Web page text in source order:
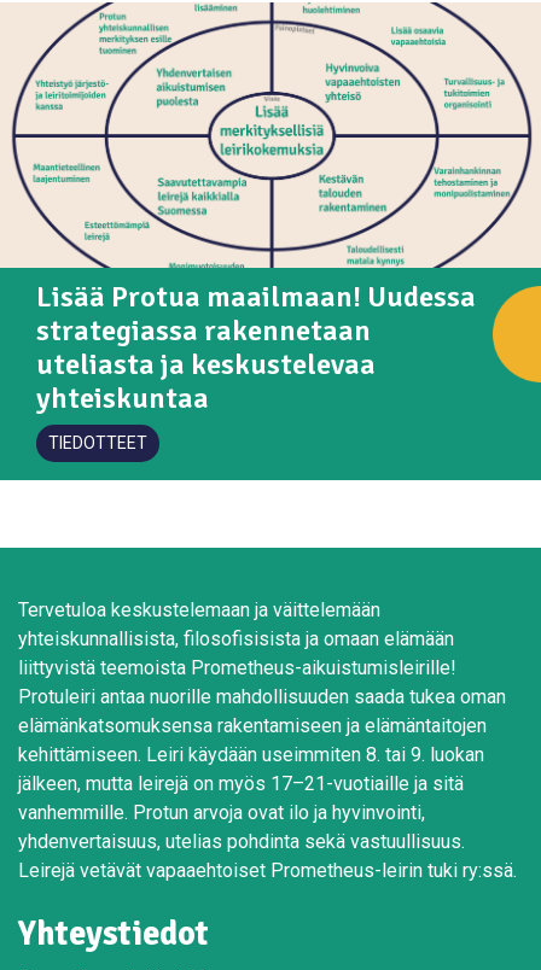
Lisää Protua maailmaan! Uudessa
strategiassa rakennetaan
uteliasta ja keskustelevaa
yhteiskuntaa
TIEDOTTEET
Tervetuloa keskustelemaan ja väittelemään
yhteiskunnallisista, filosofisisista ja omaan elämään
liittyvistä teemoista Prometheus-aikuistumisleirille!
Protuleiri antaa nuorille mahdollisuuden saada tukea oman
elämänkatsomuksensa rakentamiseen ja elämäntaitojen
kehittämiseen. Leiri käydään useimmiten 8. tai 9. luokan
jälkeen, mutta leirejä on myös 17–21-vuotiaille ja sitä
vanhemmille. Protun arvoja ovat ilo ja hyvinvointi,
yhdenvertaisuus, utelias pohdinta sekä vastuullisuus.
Leirejä vetävät vapaaehtoiset Prometheus-leirin tuki ry:ssä.
Yhteystiedot